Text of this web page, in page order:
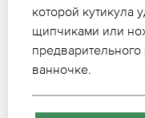
которой кутикула
щипчиками или
ванночке.